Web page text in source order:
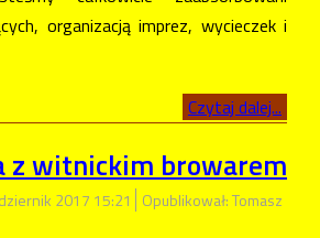
organizacją imprez, wycieczek i
Czytaj dalej...
z witnickim browarem
2017 15:21
Opublikował: Tomasz